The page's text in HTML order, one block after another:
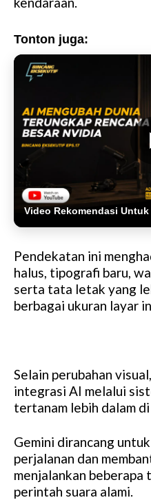
Tonton juga:
Video Rekomendasi Untuk
Pendekatan ini
halus, tipografi baru,
serta tata letak yang
berbagai ukuran layar
Selain perubahan
integrasi AI melalui
tertanam lebih dalam
Gemini dirancang
perjalanan dan
menjalankan beberapa
perintah suara alami.